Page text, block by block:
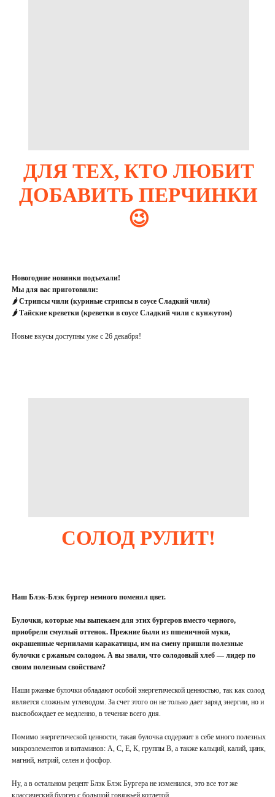
ДЛЯ ТЕХ, КТО ЛЮБИТ
ДОБАВИТЬ ПЕРЧИНКИ
😉
Новогодние новинки подъехали!
Мы для вас приготовили:
🌶 Стрипсы чили (куриные стрипсы в соусе Сладкий чили)
🌶 Тайские креветки (креветки в соусе Сладкий чили с кунжутом)
Новые вкусы доступны уже с 26 декабря!
СОЛОД РУЛИТ!
Наш Блэк-Блэк бургер немного поменял цвет.
Булочки, которые мы выпекаем для этих бургеров вместо черного,
приобрели смуглый оттенок. Прежние были из пшеничной муки,
окрашенные чернилами каракатицы, им на смену пришли полезные
булочки с ржаным солодом. А вы знали, что солодовый хлеб — лидер по
своим полезным свойствам?
Наши ржаные булочки обладают особой энергетической ценностью, так как солод
является сложным углеводом. За счет этого он не только дает заряд энергии, но и
высвобождает ее медленно, в течение всего дня.
Помимо энергетической ценности, такая булочка содержит в себе много полезных
микроэлементов и витаминов: А, С, Е, К, группы В, а также кальций, калий, цинк,
магний, натрий, селен и фосфор.
Ну, а в остальном рецепт Блэк Блэк Бургера не изменился, это все тот же
классический бургер с большой говяжьей котлетой.